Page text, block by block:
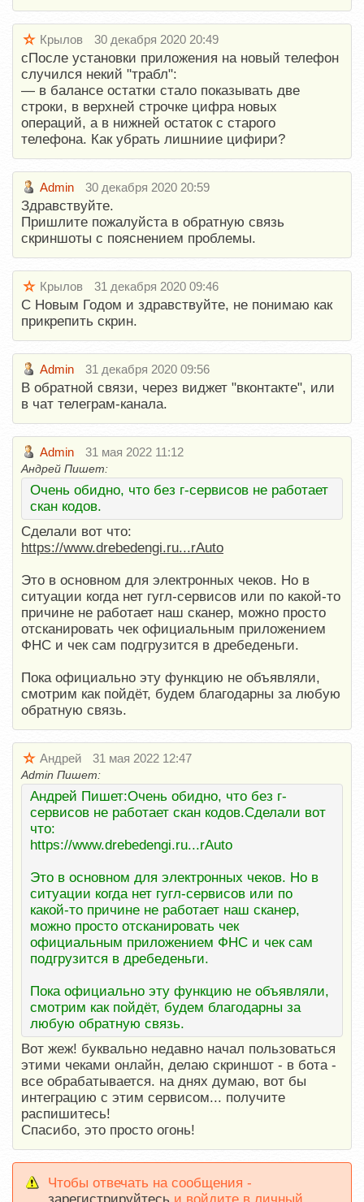
Крылов 30 декабря 2020 20:49
сПосле установки приложения на новый телефон
случился некий "трабл":
— в балансе остатки стало показывать две
строки, в верхней строчке цифра новых
операций, а в нижней остаток с старого
телефона. Как убрать лишниие цифири?
Admin 30 декабря 2020 20:59
Здравствуйте.
Пришлите пожалуйста в обратную связь
скриншоты с пояснением проблемы.
Крылов 31 декабря 2020 09:46
С Новым Годом и здравствуйте, не понимаю как
прикрепить скрин.
Admin 31 декабря 2020 09:56
В обратной связи, через виджет "вконтакте", или
в чат телеграм-канала.
Admin 31 мая 2022 11:12
Андрей Пишет:
Очень обидно, что без г-сервисов не работает
скан кодов.
Сделали вот что:
https://www.drebedengi.ru...rAuto
Это в основном для электронных чеков. Но в
ситуации когда нет гугл-сервисов или по какой-то
причине не работает наш сканер, можно просто
отсканировать чек официальным приложением
ФНС и чек сам подгрузится в дребеденьги.
Пока официально эту функцию не объявляли,
смотрим как пойдёт, будем благодарны за любую
обратную связь.
Андрей 31 мая 2022 12:47
Admin Пишет:
Андрей Пишет:Очень обидно, что без г-
сервисов не работает скан кодов.Сделали вот
что:
https://www.drebedengi.ru...rAuto
Это в основном для электронных чеков. Но в
ситуации когда нет гугл-сервисов или по
какой-то причине не работает наш сканер,
можно просто отсканировать чек
официальным приложением ФНС и чек сам
подгрузится в дребеденьги.
Пока официально эту функцию не объявляли,
смотрим как пойдёт, будем благодарны за
любую обратную связь.
Вот жеж! буквально недавно начал пользоваться
этими чеками онлайн, делаю скриншот - в бота -
все обрабатывается. на днях думаю, вот бы
интеграцию с этим сервисом... получите
распишитесь!
Спасибо, это просто огонь!
Чтобы отвечать на сообщения -